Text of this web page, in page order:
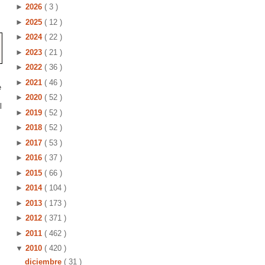
► 2026 ( 3 )
► 2025 ( 12 )
► 2024 ( 22 )
► 2023 ( 21 )
► 2022 ( 36 )
► 2021 ( 46 )
► 2020 ( 52 )
► 2019 ( 52 )
► 2018 ( 52 )
► 2017 ( 53 )
► 2016 ( 37 )
► 2015 ( 66 )
► 2014 ( 104 )
► 2013 ( 173 )
► 2012 ( 371 )
► 2011 ( 462 )
▼ 2010 ( 420 )
diciembre ( 31 )